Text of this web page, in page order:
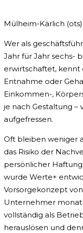
Mülheim-Kärlich
Wer als
Jahr für Jahr sechs-
erwirtschaftet, kennt
Entnahme oder
Einkommen-,
je nach Gestaltung –
aufgefressen.
Oft bleiben weniger
das Risiko der
persönlicher
wurde Werte+
Vorsorgekonzept
Unternehmer
vollständig als
herauslösen und